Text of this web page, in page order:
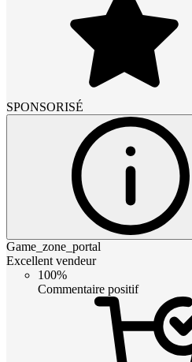
SPONSORISÉ
Game_zone_portal
Excellent vendeur
100%
Commentaire positif